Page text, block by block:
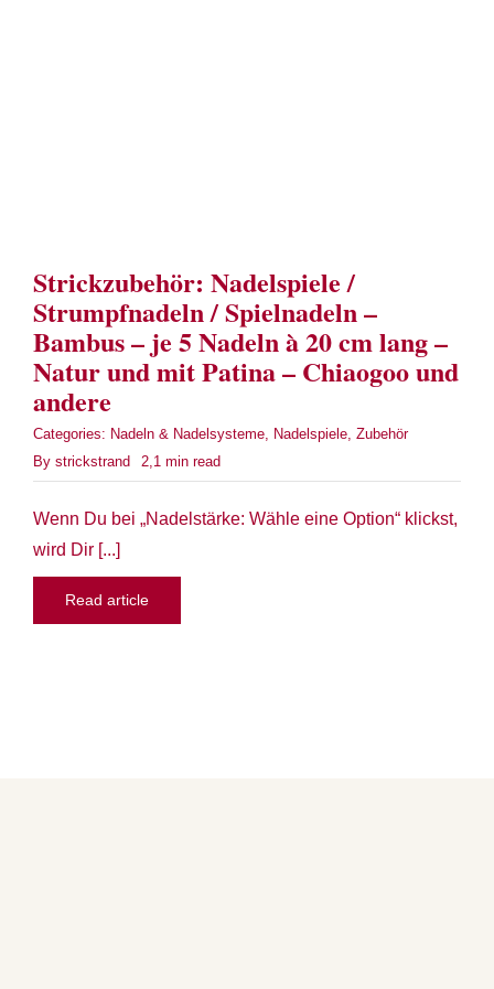
Strickzubehör: Nadelspiele /
Strumpfnadeln / Spielnadeln –
Bambus – je 5 Nadeln à 20 cm lang –
Natur und mit Patina – Chiaogoo und
andere
Categories: Nadeln & Nadelsysteme, Nadelspiele, Zubehör
By strickstrand 2,1 min read
Wenn Du bei „Nadelstärke: Wähle eine Option“ klickst,
wird Dir [...]
Read article